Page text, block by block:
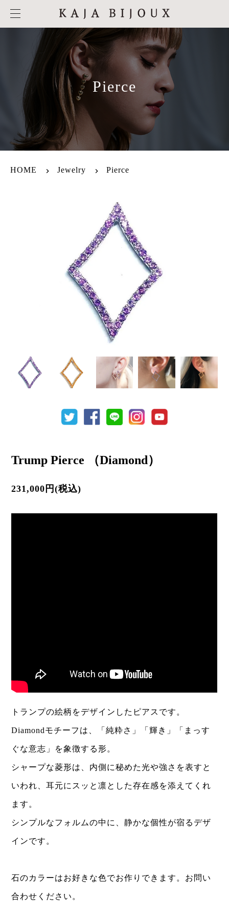
Pierce
HOME Jewelry Pierce
Trump Pierce （Diamond）
231,000円(税込)
トランプの絵柄をデザインしたピアスです。
Diamondモチーフは、「純粋さ」「輝き」「まっす
ぐな意志」を象徴する形。
シャープな菱形は、内側に秘めた光や強さを表すと
いわれ、耳元にスッと凛とした存在感を添えてくれ
ます。
シンプルなフォルムの中に、静かな個性が宿るデザ
インです。
石のカラーはお好きな色でお作りできます。お問い
合わせください。